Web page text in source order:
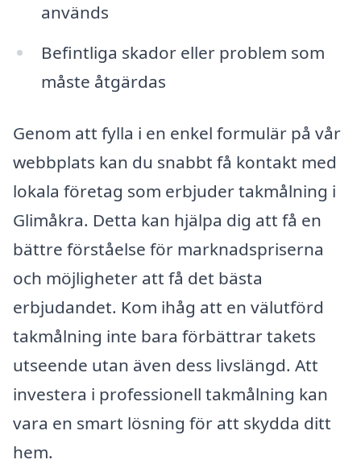
används
Befintliga skador eller problem som
måste åtgärdas
Genom att fylla i en enkel formulär på vår
webbplats kan du snabbt få kontakt med
lokala företag som erbjuder takmålning i
Glimåkra. Detta kan hjälpa dig att få en
bättre förståelse för marknadspriserna
och möjligheter att få det bästa
erbjudandet. Kom ihåg att en välutförd
takmålning inte bara förbättrar takets
utseende utan även dess livslängd. Att
investera i professionell takmålning kan
vara en smart lösning för att skydda ditt
hem.